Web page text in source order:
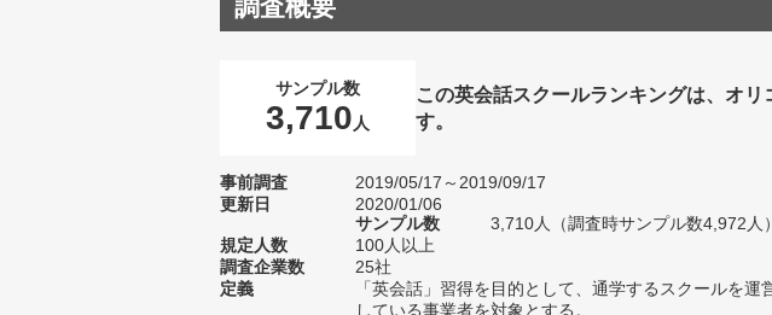
調査概要
サンプル数
3,710 人
この英会話スクールランキングは、オ
す。
事前調査
2019/05/17～2019/09/17
更新日
2020/01/06
サンプル数
3,710人（調査時サンプル数4,972人）
規定人数
100人以上
調査企業数
25社
定義
「英会話」習得を目的として、通学するスクールを運
している事業者を対象とする。